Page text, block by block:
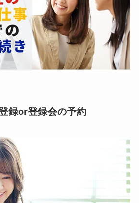
録or登録会の予約